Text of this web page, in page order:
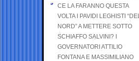
CE LA FARANNO QUESTA
VOLTA I PAVIDI LEGHISTI
NORD” A METTERE SOTTO
SCHIAFFO SALVINI? I
GOVERNATORI ATTILIO
FONTANA E MASSIMILIANO